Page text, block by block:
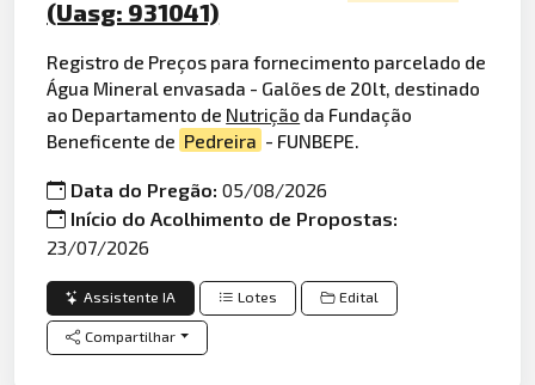
(Uasg: 931041)
Registro de Preços para fornecimento parcelado de
Água Mineral envasada - Galões de 20lt, destinado
ao Departamento de Nutrição da Fundação
Beneficente de Pedreira - FUNBEPE.
Data do Pregão:05/08/2026
Início do Acolhimento de Propostas:
23/07/2026
Assistente IA Lotes Edital
Compartilhar